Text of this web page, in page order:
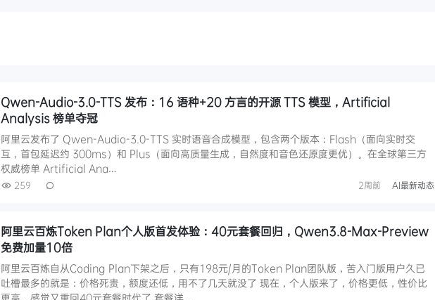
Qwen-Audio-3.0-TTS 发布：16 语种+20 方言的开源 TTS 模型，Artificial
Analysis 榜单夺冠
阿里云发布了 Qwen-Audio-3.0-TTS 实时语音合成模型，包含两个版本：Flash（面向实时交
互，首包延迟约 300ms）和 Plus（面向高质量生成，自然度和音色还原度更优）。在全球第三方
权威榜单 Artificial Ana…
259 2周前 AI最新动态
阿里云百炼Token Plan个人版首发体验：40元套餐回归，Qwen3.8-Max-Preview
免费加量10倍
阿里云百炼自从Coding Plan下架之后，只有198元/月的Token Plan团队版，苦入门版用户久已
吐槽最多的就是：价格死贵，额度还低，用不了几天就没了 现在，个人版来了，价格更低，性价比